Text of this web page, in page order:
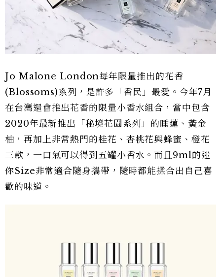
Jo Malone London每年限量推出的花香
(Blossoms)系列，是許多「香民」最愛。今年7月
在台灣還會推出花香的限量小香水組合，當中包含
2020年最新推出「秘境花園系列」的睡蓮、黃金
柚，再加上非常熱門的桂花、杏桃花與蜂蜜、橙花
三款，一口氣可以得到五罐小香水。而且9ml的迷
你Size非常適合隨身攜帶，隨時都能揉合出自己喜
歡的味道。